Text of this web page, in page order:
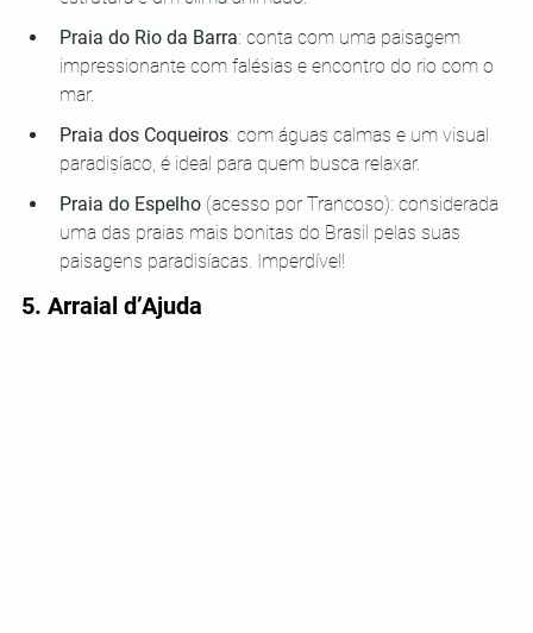
Praia do Rio da Barra: conta com uma paisagem
impressionante com falésias e encontro do rio com o
mar.
Praia dos Coqueiros: com águas calmas e um visual
paradisíaco, é ideal para quem busca relaxar.
Praia do Espelho (acesso por Trancoso): considerada
uma das praias mais bonitas do Brasil pelas suas
paisagens paradisíacas. Imperdível!
5. Arraial d’Ajuda